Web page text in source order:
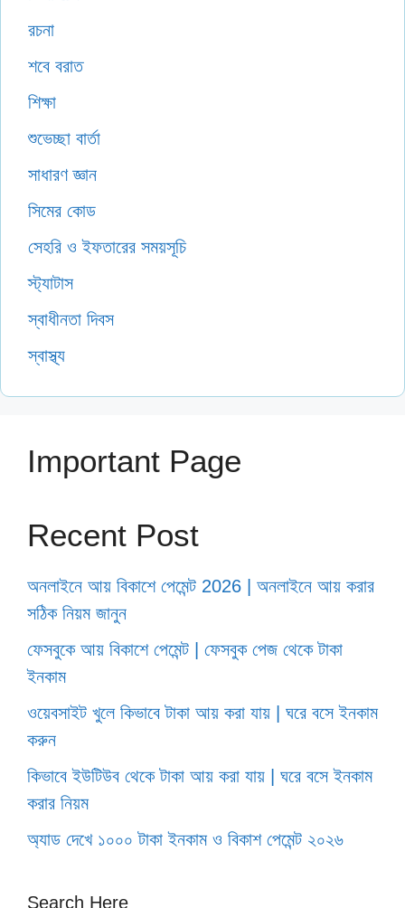
রচনা
শবে বরাত
শিক্ষা
শুভেচ্ছা বার্তা
সাধারণ জ্ঞান
সিমের কোড
সেহরি ও ইফতারের সময়সূচি
স্ট্যাটাস
স্বাধীনতা দিবস
স্বাস্থ্য
Important Page
Recent Post
অনলাইনে আয় বিকাশে পেমেন্ট 2026 | অনলাইনে আয় করার
সঠিক নিয়ম জানুন
ফেসবুকে আয় বিকাশে পেমেন্ট | ফেসবুক পেজ থেকে টাকা
ইনকাম
ওয়েবসাইট খুলে কিভাবে টাকা আয় করা যায় | ঘরে বসে ইনকাম
করুন
কিভাবে ইউটিউব থেকে টাকা আয় করা যায় | ঘরে বসে ইনকাম
করার নিয়ম
অ্যাড দেখে ১০০০ টাকা ইনকাম ও বিকাশ পেমেন্ট ২০২৬
Search Here